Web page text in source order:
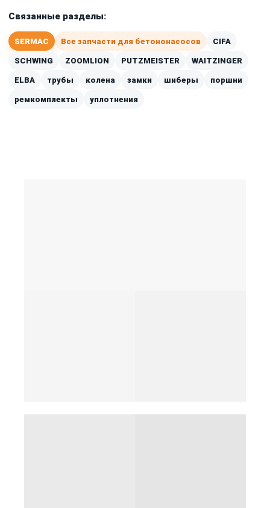
Связанные разделы:
SERMAC Все запчасти для бетононасосов CIFA
SCHWING ZOOMLION PUTZMEISTER WAITZINGER
ELBA трубы колена замки шиберы поршни
ремкомплекты уплотнения